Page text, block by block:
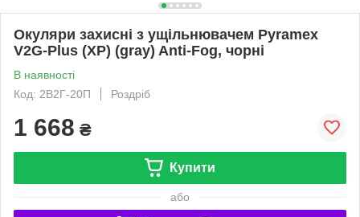
Окуляри захисні з ущільнювачем Pyramex
V2G-Plus (XP) (gray) Anti-Fog, чорні
В наявності
Код: 2В2Г-20П
Роздріб
1 668 ₴
Купити
або